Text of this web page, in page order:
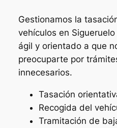
Gestionamos la
vehículos en
ágil y orientado a que
preocuparte por
innecesarios.
Tasación
Recogida del
Tramitación de